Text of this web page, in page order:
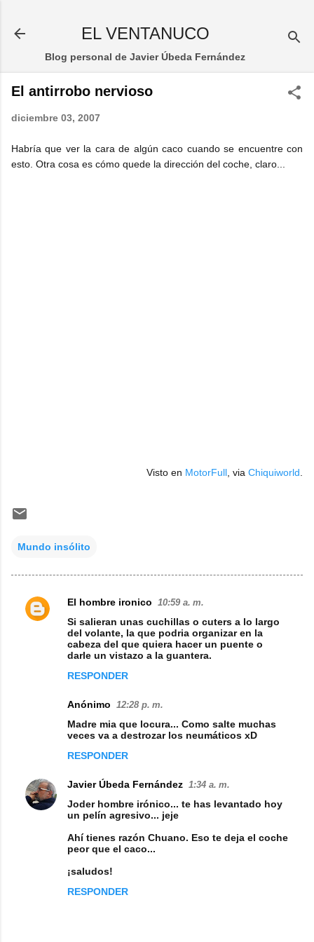
EL VENTANUCO
Blog personal de Javier Úbeda Fernández
El antirrobo nervioso
diciembre 03, 2007
Habría que ver la cara de algún caco cuando se encuentre con
esto. Otra cosa es cómo quede la dirección del coche, claro...
Visto en MotorFull , via Chiquiworld
Mundo insólito
C
o
s
El hombre ironico 10:59 a. m.
Si salieran unas cuchillas o cuters a lo largo
del volante, la que podria organizar en la
cabeza del que quiera hacer un puente o
darle un vistazo a la guantera.
RESPONDER
Anónimo 12:28 p. m.
Madre mia que locura... Como salte muchas
veces va a destrozar los neumáticos xD
RESPONDER
Javier Úbeda Fernández 1:34 a. m.
Joder hombre irónico... te has levantado hoy
un pelín agresivo... jeje
Ahí tienes razón Chuano. Eso te deja el coche
peor que el caco...
¡saludos!
RESPONDER